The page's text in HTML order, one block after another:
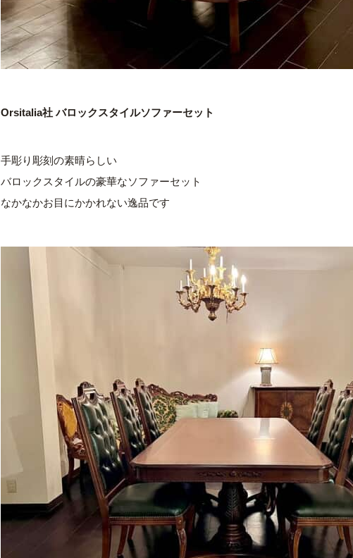
Orsitalia社 バロックスタイルソファーセット
手彫り彫刻の素晴らしい
バロックスタイルの豪華なソファーセット
なかなかお目にかかれない逸品です